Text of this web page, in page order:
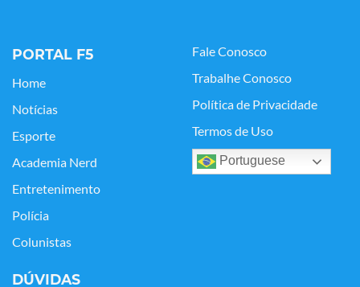
PORTAL F5
Home
Notícias
Esporte
Academia Nerd
Entretenimento
Polícia
Colunistas
Fale Conosco
Trabalhe Conosco
Política de Privacidade
Termos de Uso
Portuguese
DÚVIDAS